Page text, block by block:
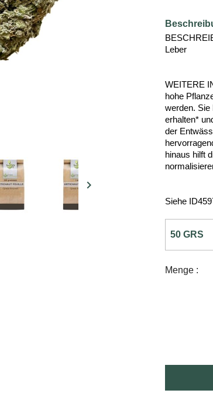

Leber
WEITERE
hohe
werden. Sie
erhalten*
der
hinaus hilft
Siehe
Menge :